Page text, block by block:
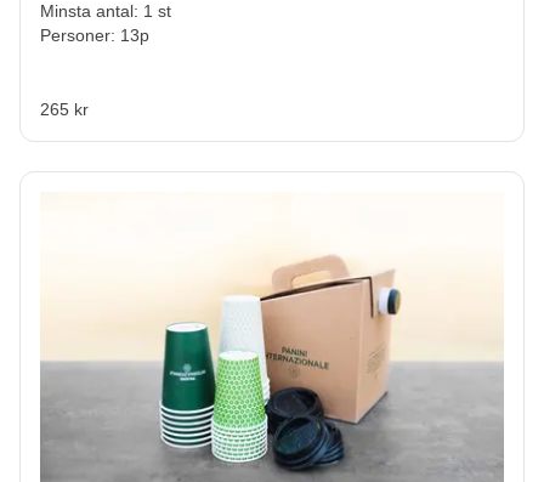
Minsta antal: 1 st
Personer: 13p
265 kr